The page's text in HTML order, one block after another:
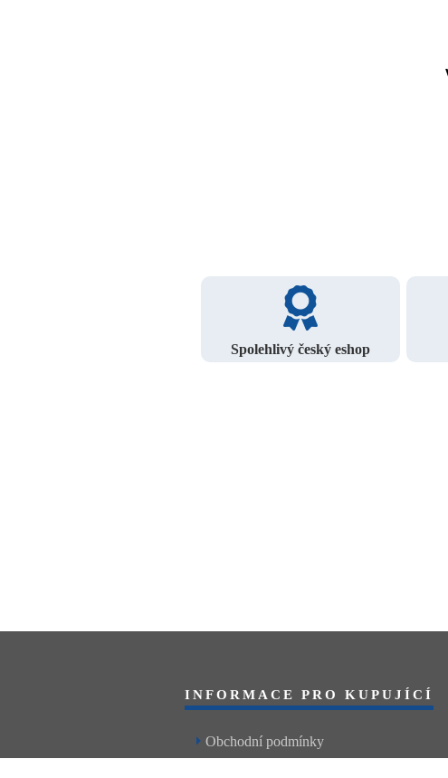
Spolehlivý český eshop
INFORMACE PRO KUPUJÍCÍ
Obchodní podmínky